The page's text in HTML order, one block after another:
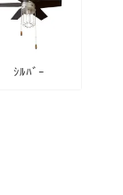
ｼﾙﾊﾞｰ